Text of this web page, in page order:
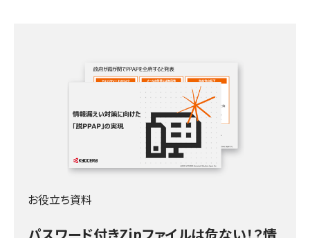
お役立ち資料